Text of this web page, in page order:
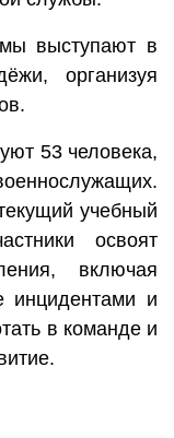
выступают в
организуя
53 человека,
учебный
освоят
включая
инцидентами и
в команде и